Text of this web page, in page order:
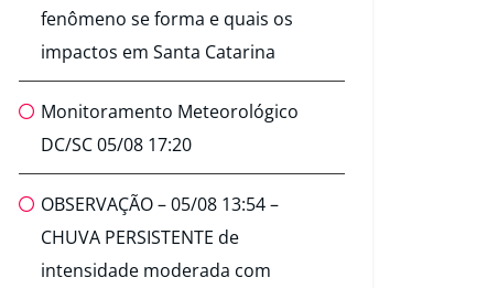
fenômeno se forma e quais os
impactos em Santa Catarina
Monitoramento Meteorológico
DC/SC 05/08 17:20
OBSERVAÇÃO – 05/08 13:54 –
CHUVA PERSISTENTE de
intensidade moderada com